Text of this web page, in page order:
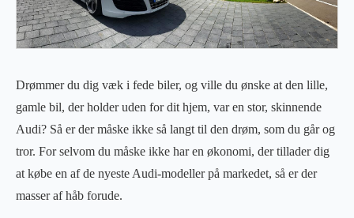
Drømmer du dig væk i fede biler, og ville du ønske at den lille,
gamle bil, der holder uden for dit hjem, var en stor, skinnende
Audi? Så er der måske ikke så langt til den drøm, som du går og
tror. For selvom du måske ikke har en økonomi, der tillader dig
at købe en af de nyeste Audi-modeller på markedet, så er der
masser af håb forude.